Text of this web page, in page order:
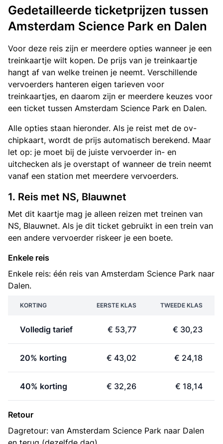
Gedetailleerde ticketprijzen tussen
Amsterdam Science Park en Dalen
Voor deze reis zijn er meerdere opties wanneer je een
treinkaartje wilt kopen. De prijs van je treinkaartje
hangt af van welke treinen je neemt. Verschillende
vervoerders hanteren eigen tarieven voor
treinkaartjes, en daarom zijn er meerdere keuzes voor
een ticket tussen Amsterdam Science Park en Dalen.
Alle opties staan hieronder. Als je reist met de ov-
chipkaart, wordt de prijs automatisch berekend. Maar
let op: je moet bij de juiste vervoerder in- en
uitchecken als je overstapt of wanneer de trein neemt
vanaf een station met meerdere vervoerders.
1. Reis met NS, Blauwnet
Met dit kaartje mag je alleen reizen met treinen van
NS, Blauwnet. Als je dit ticket gebruikt in een trein van
een andere vervoerder riskeer je een boete.
Enkele reis
Enkele reis: één reis van Amsterdam Science Park naar
Dalen.
KORTING EERSTE KLAS TWEEDE KLAS
Volledig tarief € 53,77 € 30,23
20% korting € 43,02 € 24,18
40% korting € 32,26 € 18,14
Retour
Dagretour: van Amsterdam Science Park naar Dalen